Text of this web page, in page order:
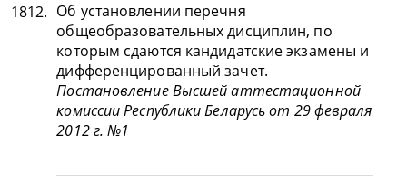
1812. Об установлении перечня
общеобразовательных дисциплин, по
которым сдаются кандидатские экзамены и
дифференцированный зачет.
Постановление Высшей аттестационной
комиссии Республики Беларусь от 29 февраля
2012 г. №1